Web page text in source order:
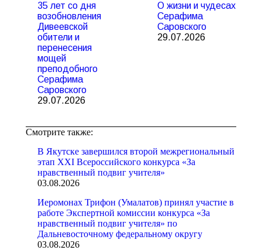
35 лет со дня
возобновления
Дивеевской
обители и
перенесения
мощей
преподобного
Серафима
Саровского
29.07.2026
О жизни и чудесах
Серафима
Саровского
29.07.2026
Смотрите также:
В Якутске завершился второй межрегиональный
этап XXI Всероссийского конкурса «За
нравственный подвиг учителя»
03.08.2026
Иеромонах Трифон (Умалатов) принял участие в
работе Экспертной комиссии конкурса «За
нравственный подвиг учителя» по
Дальневосточному федеральному округу
03.08.2026